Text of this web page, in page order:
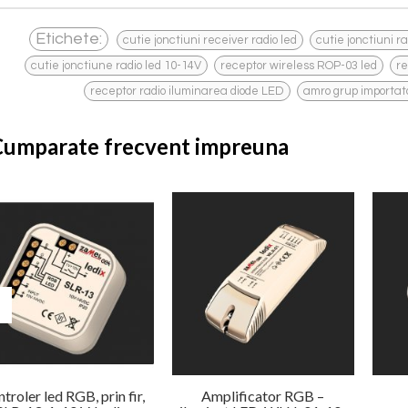
Etichete: cutie jonctiuni receiver radio led cutie jonctiuni
cutie jonctiune radio led 10-14V receptor wireless ROP-03 led
receptor radio iluminarea diode LED , amro grup
frecvent impreuna
led RGB, prin fir,
Amplificator RGB –